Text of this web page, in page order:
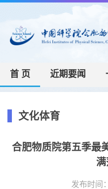
首 页 近期要闻
文化体育
合肥物质院第五季最
满
发布时间